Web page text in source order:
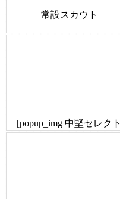
常設スカウト
[popup_img 中堅セレクト